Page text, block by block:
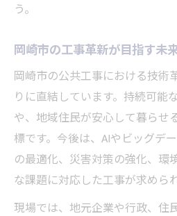
う。
岡崎市の工事革新が目指す未
岡崎市の公共工事における技術
りに直結しています。持続可能
や、地域住民が安心して暮らせ
標です。今後は、AIやビッグデ
の最適化、災害対策の強化、環
な課題に対応した工事が求めら
現場では、地元企業や行政、住